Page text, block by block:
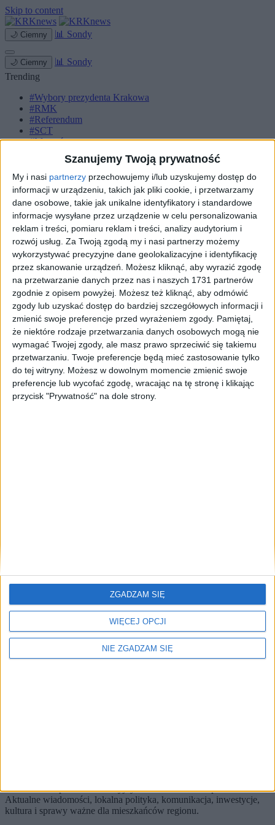
Szanujemy Twoją prywatność
My i nasi partnerzy przechowujemy i/lub uzyskujemy dostęp do
informacji w urządzeniu, takich jak pliki cookie, i przetwarzamy
dane osobowe, takie jak unikalne identyfikatory i standardowe
informacje wysyłane przez urządzenie w celu personalizowania
reklam i treści, pomiaru reklam i treści, analizy audytorium i
rozwój usług. Za Twoją zgodą my i nasi partnerzy możemy
wykorzystywać precyzyjne dane geolokalizacyjne i identyfikację
przez skanowanie urządzeń. Możesz kliknąć, aby wyrazić zgodę
na przetwarzanie danych przez nas i naszych 1731 partnerów
zgodnie z opisem powyżej. Możesz też kliknąć, aby odmówić
zgody lub uzyskać dostęp do bardziej szczegółowych informacji i
zmienić swoje preferencje przed wyrażeniem zgody. Pamiętaj,
że niektóre rodzaje przetwarzania danych osobowych mogą nie
wymagać Twojej zgody, ale masz prawo sprzeciwić się takiemu
przetwarzaniu. Twoje preferencje będą mieć zastosowanie tylko
do tej witryny. Możesz w dowolnym momencie zmienić swoje
preferencje lub wycofać zgodę, wracając na tę stronę i klikając
przycisk "Prywatność" na dole strony.
WIĘCEJ OPCJI
NIE ZGADZAM SIĘ
ZGADZAM SIĘ
Skip to content
🌙 Ciemny 📊 Sondy
🌙 Ciemny 📊 Sondy
Trending
#Wybory prezydenta Krakowa
#RMK
#Referendum
#SCT
#Marcyś
Strona główna
Miasto
Komunikacja
Zieleń
Inwestycje
Biznes
Sport
Kultura
Małopolska
Kryminalne
Tag #punkt sprzedaży boletów mpk
#punkt sprzedaży boletów mpk
artykułówKoronawirusMiastoNajnowsze
Sortuj:
Kategoria:
TOPKoronawirus
🔥
1)
Koronawirus w Punkcie Sprzedaży Biletów przy ul. Podwale
KRKnews to portal informacyjny o Krakowie i Małopolsce.
Aktualne wiadomości, lokalna polityka, komunikacja, inwestycje,
kultura i sprawy ważne dla mieszkańców regionu.